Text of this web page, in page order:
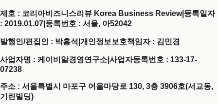
제호 : 코리아비즈니스리뷰 Korea Business Review| 등록일자
: 2019.01.07 등록번호 : 서울, 아52042
발행인/편집인 : 박홍석 개인정보보호책임자 : 김민경
사업자명 : 케이비알경영연구소 사업자등록번호 : 133-17-
07238
주소 : 서울특별시 마포구 어울마당로 130, 3층 3906호(서교동,
기린빌딩)